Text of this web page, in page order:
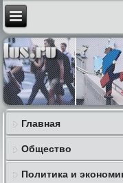
Главная
Общество
Политика и